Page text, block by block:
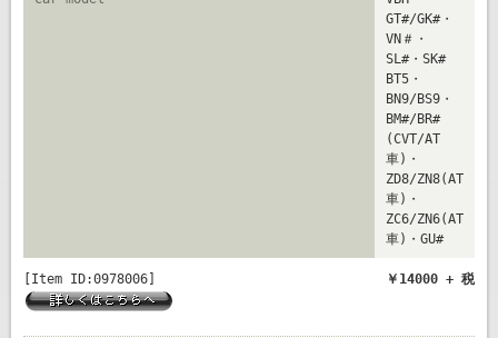
GT#/GK#・
VN＃・
SL#・SK#
BT5・
BN9/BS9・
BM#/BR#
(CVT/AT
車)・
ZD8/ZN8(AT
車)・
ZC6/ZN6(AT
車)・GU#
[Item ID:0978006] ￥14000 + 税